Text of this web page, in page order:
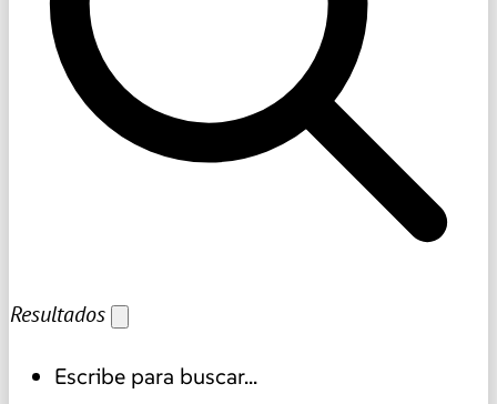
Resultados
Escribe para buscar...